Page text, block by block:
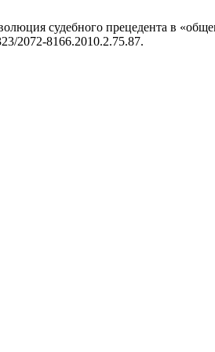
судебного прецедента в
2072-8166.2010.2.75.87.